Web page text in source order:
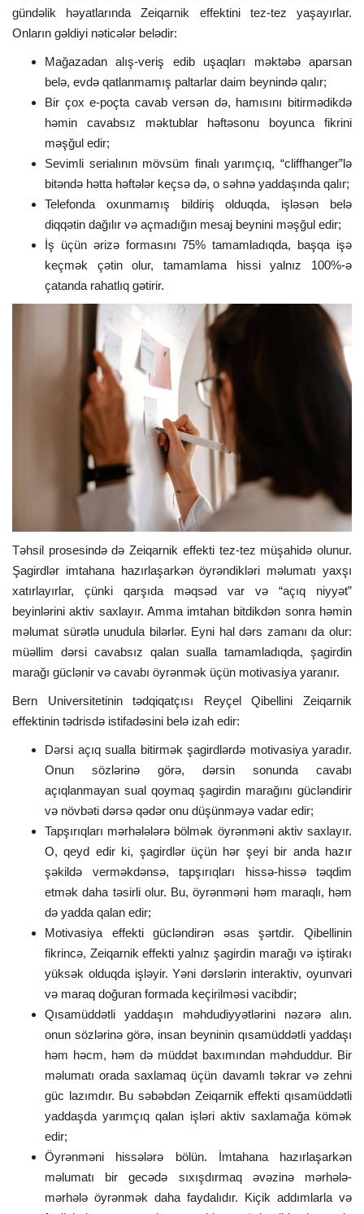
gündəlik həyatlarında Zeiqarnik effektini tez-tez yaşayırlar.
Onların gəldiyi nəticələr belədir:
Mağazadan alış-veriş edib uşaqları məktəbə aparsan
belə, evdə qatlanmamış paltarlar daim beynində qalır;
Bir çox e-poçta cavab versən də, hamısını bitirmədikdə
həmin cavabsız məktublar həftəsonu boyunca fikrini
məşğul edir;
Sevimli serialının mövsüm finalı yarımçıq, “cliffhanger”lə
bitəndə hətta həftələr keçsə də, o səhnə yaddaşında qalır;
Telefonda oxunmamış bildiriş olduqda, işləsən belə
diqqətin dağılır və açmadığın mesaj beynini məşğul edir;
İş üçün ərizə formasını 75% tamamladıqda, başqa işə
keçmək çətin olur, tamamlama hissi yalnız 100%-ə
çatanda rahatlıq gətirir.
Təhsil prosesində də Zeiqarnik effekti tez-tez müşahidə olunur.
Şagirdlər imtahana hazırlaşarkən öyrəndikləri məlumatı yaxşı
xatırlayırlar, çünki qarşıda məqsəd var və “açıq niyyət”
beyinlərini aktiv saxlayır. Amma imtahan bitdikdən sonra həmin
məlumat sürətlə unudula bilərlər. Eyni hal dərs zamanı da olur:
müəllim dərsi cavabsız qalan sualla tamamladıqda, şagirdin
marağı güclənir və cavabı öyrənmək üçün motivasiya yaranır.
Bern Universitetinin tədqiqatçısı Reyçel Qibellini Zeiqarnik
effektinin tədrisdə istifadəsini belə izah edir:
Dərsi açıq sualla bitirmək şagirdlərdə motivasiya yaradır.
Onun sözlərinə görə, dərsin sonunda cavabı
açıqlanmayan sual qoymaq şagirdin marağını gücləndirir
və növbəti dərsə qədər onu düşünməyə vadar edir;
Tapşırıqları mərhələlərə bölmək öyrənməni aktiv saxlayır.
O, qeyd edir ki, şagirdlər üçün hər şeyi bir anda hazır
şəkildə verməkdənsə, tapşırıqları hissə-hissə təqdim
etmək daha təsirli olur. Bu, öyrənməni həm maraqlı, həm
də yadda qalan edir;
Motivasiya effekti gücləndirən əsas şərtdir. Qibellinin
fikrincə, Zeiqarnik effekti yalnız şagirdin marağı və iştirakı
yüksək olduqda işləyir. Yəni dərslərin interaktiv, oyunvari
və maraq doğuran formada keçirilməsi vacibdir;
Qısamüddətli yaddaşın məhdudiyyətlərini nəzərə alın.
onun sözlərinə görə, insan beyninin qısamüddətli yaddaşı
həm həcm, həm də müddət baxımından məhduddur. Bir
məlumatı orada saxlamaq üçün davamlı təkrar və zehni
güc lazımdır. Bu səbəbdən Zeiqarnik effekti qısamüddətli
yaddaşda yarımçıq qalan işləri aktiv saxlamağa kömək
edir;
Öyrənməni hissələrə bölün. İmtahana hazırlaşarkən
məlumatı bir gecədə sıxışdırmaq əvəzinə mərhələ-
mərhələ öyrənmək daha faydalıdır. Kiçik addımlarla və